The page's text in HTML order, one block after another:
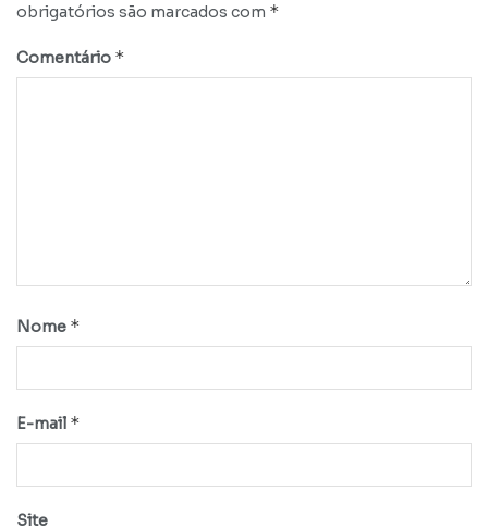
obrigatórios são marcados com *
Comentário *
Nome *
E-mail *
Site